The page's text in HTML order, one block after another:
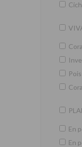
En
En